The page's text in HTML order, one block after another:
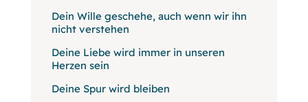
Dein Wille geschehe, auch wenn wir ihn
nicht verstehen
Deine Liebe wird immer in unseren
Herzen sein
Deine Spur wird bleiben